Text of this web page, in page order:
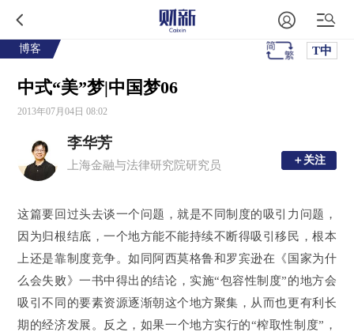
博客 T中
中式“美”梦|中国梦06
2013年07月04日 08:02
李华芳
上海金融与法律研究院研究员 ＋关注
＋关注
这篇要回过头去谈一个问题，就是不同制度的吸引力问题，
因为归根结底，一个地方能不能持续不断得吸引移民，根本
上还是靠制度竞争。如同阿西莫格鲁和罗宾逊在《国家为什
么会失败》一书中得出的结论，实施“包容性制度”的地方会
吸引不同的要素资源逐渐朝这个地方聚集，从而也更有利长
期的经济发展。反之，如果一个地方实行的“榨取性制度”，